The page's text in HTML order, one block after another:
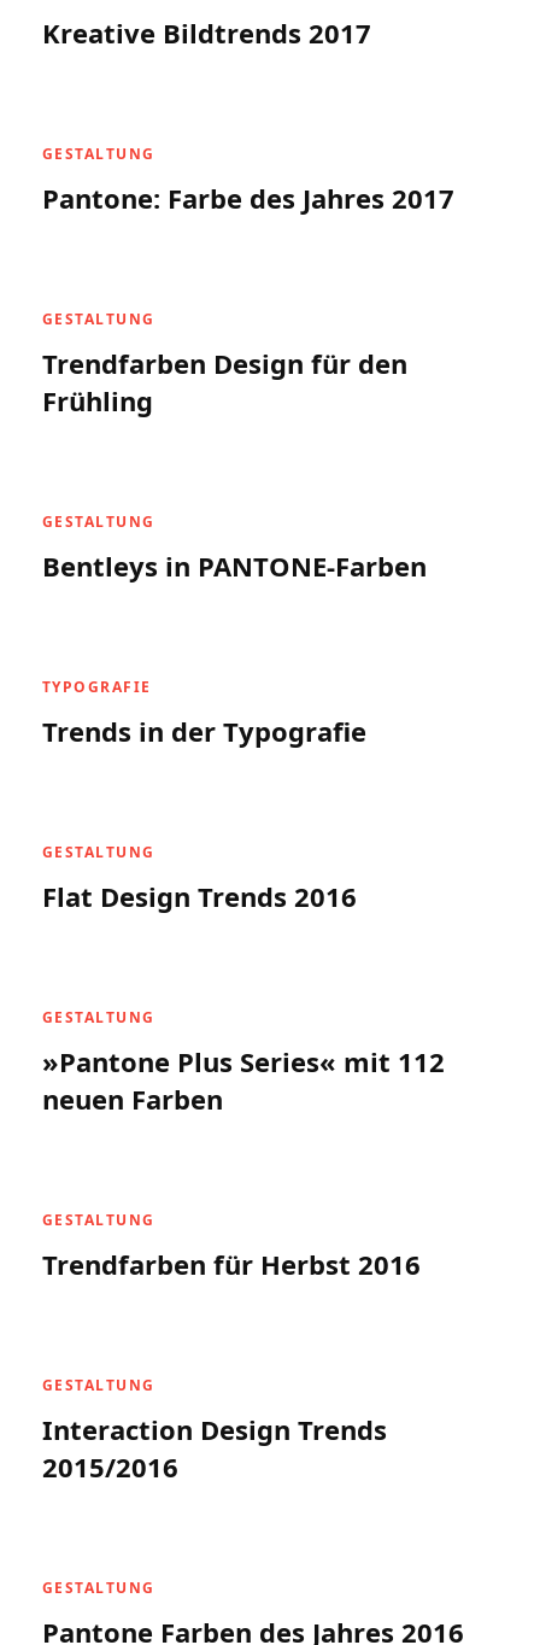
Kreative Bildtrends 2017
GESTALTUNG
Pantone: Farbe des Jahres 2017
GESTALTUNG
Trendfarben Design für den
Frühling
GESTALTUNG
Bentleys in PANTONE-Farben
TYPOGRAFIE
Trends in der Typografie
GESTALTUNG
Flat Design Trends 2016
GESTALTUNG
»Pantone Plus Series« mit 112
neuen Farben
GESTALTUNG
Trendfarben für Herbst 2016
GESTALTUNG
Interaction Design Trends
2015/2016
GESTALTUNG
Pantone Farben des Jahres 2016